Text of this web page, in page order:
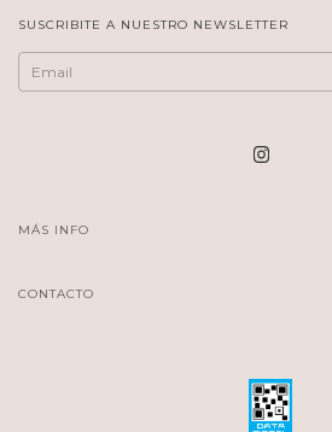
SUSCRIBITE A NUESTRO NEWSLETTER
MÁS INFO
CONTACTO